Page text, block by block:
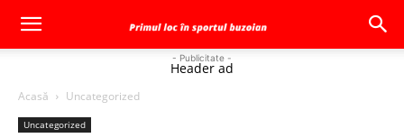
- Publicitate -
Header ad
Acasă Uncategorized
Uncategorized